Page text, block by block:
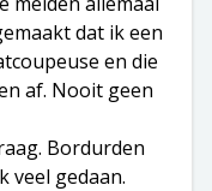
dat ik een
en die
af. Nooit geen
Bordurden
veel gedaan.